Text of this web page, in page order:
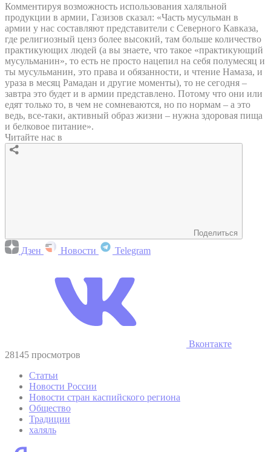
Комментируя возможность использования халяльной
продукции в армии, Газизов сказал: «Часть мусульман в
армии у нас составляют представители с Северного Кавказа,
где религиозный ценз более высокий, там больше количество
практикующих людей (а вы знаете, что такое «практикующий
мусульманин», то есть не просто нацепил на себя полумесяц и
ты мусульманин, это права и обязанности, и чтение Намаза, и
ураза в месяц Рамадан и другие моменты), то не сегодня –
завтра это будет и в армии представлено. Потому что они или
едят только то, в чем не сомневаются, но по нормам – а это
ведь, все-таки, активный образ жизни – нужна здоровая пища
и белковое питание».
Читайте нас в
Поделиться
Дзен Новости Telegram
Вконтакте
28145 просмотров
Статьи
Новости России
Новости стран каспийского региона
Общество
Традиции
халяль